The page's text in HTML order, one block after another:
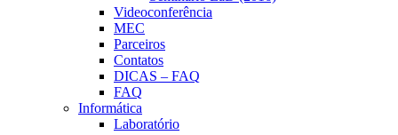
Videoconferência
MEC
Parceiros
Contatos
DICAS – FAQ
FAQ
Informática
Laboratório